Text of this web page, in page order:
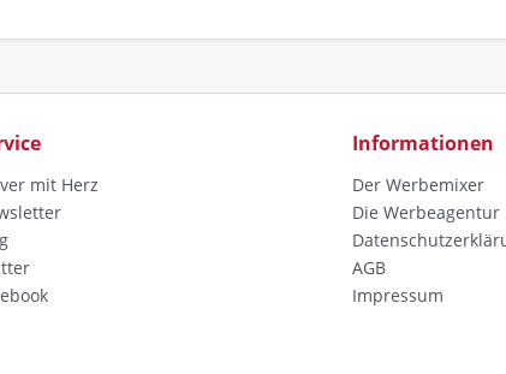
mit Herz
Informationen
Der Werbemixer
Die Werbeagentur
AGB
Impressum